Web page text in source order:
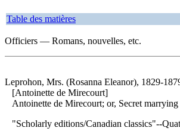
Table des matières
Officiers — Romans, nouvelles, etc.
Leprohon, Mrs. (Rosanna Eleanor), 1829-
[Antoinette de Mirecourt]
Antoinette de Mirecourt; or, Secret
"Scholarly editions/Canadian classics"--